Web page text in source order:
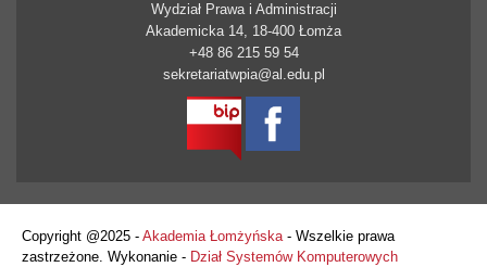
Wydział Prawa i Administracji
Akademicka 14, 18-400 Łomża
+48 86 215 59 54
sekretariatwpia@al.edu.pl
Copyright @2025 - Akademia Łomżyńska - Wszelkie prawa
zastrzeżone. Wykonanie - Dział Systemów Komputerowych